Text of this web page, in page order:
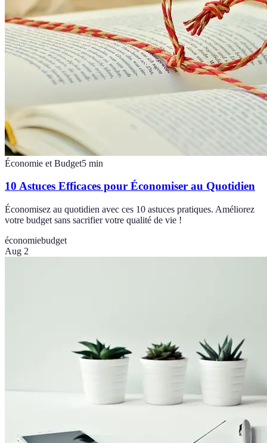
Économie et Budget5 min
10 Astuces Efficaces pour Économiser au Quotidien
Économisez au quotidien avec ces 10 astuces pratiques. Améliorez
votre budget sans sacrifier votre qualité de vie !
économiebudget
Aug 2